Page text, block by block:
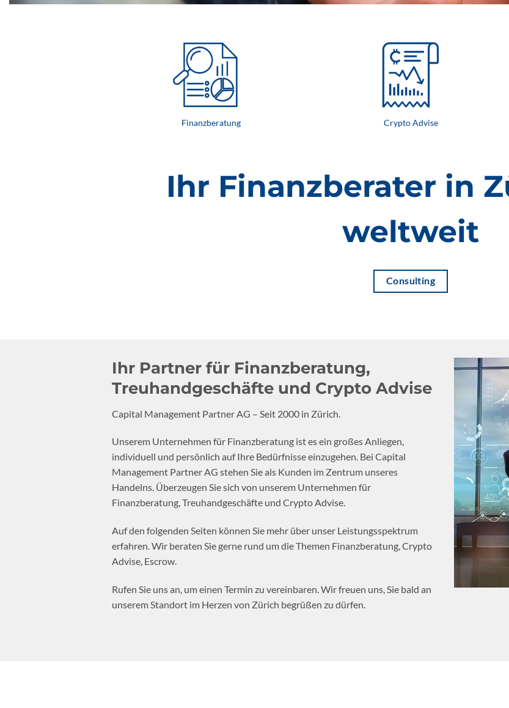
Finanzberatung Crypto Advise
Ihr Finanzberater in
weltweit
Consulting
Ihr Partner für Finanzberatung,
Treuhandgeschäfte und Crypto Advise
Capital Management Partner AG – Seit 2000 in Zürich.
Unserem Unternehmen für Finanzberatung ist es ein großes Anliegen,
individuell und persönlich auf Ihre Bedürfnisse einzugehen. Bei Capital
Management Partner AG stehen Sie als Kunden im Zentrum unseres
Handelns. Überzeugen Sie sich von unserem Unternehmen für
Finanzberatung, Treuhandgeschäfte und Crypto Advise.
Auf den folgenden Seiten können Sie mehr über unser Leistungsspektrum
erfahren. Wir beraten Sie gerne rund um die Themen Finanzberatung, Crypto
Advise, Escrow.
Rufen Sie uns an, um einen Termin zu vereinbaren. Wir freuen uns, Sie bald an
unserem Standort im Herzen von Zürich begrüßen zu dürfen.